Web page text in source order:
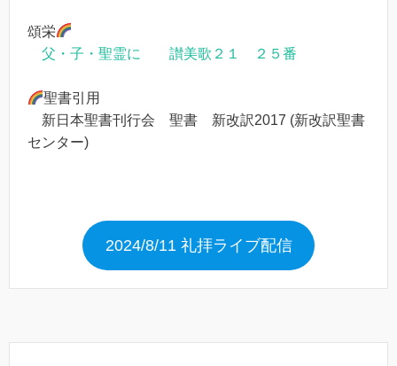
頌栄
父・子・聖霊に 讃美歌２１ ２５番
聖書引用
新日本聖書刊行会 聖書 新改訳2017 (新改訳聖書
センター)
2024/8/11 礼拝ライブ配信